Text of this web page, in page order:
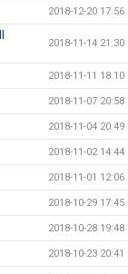
2018-12-20 17:56
2018-11-14 21:30
2018-11-11 18:10
2018-11-07 20:58
2018-11-04 20:49
2018-11-02 14:44
2018-11-01 12:06
2018-10-29 17:45
2018-10-28 19:48
2018-10-23 20:41